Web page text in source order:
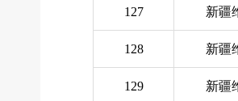
127 新疆
128 新疆
129 新疆